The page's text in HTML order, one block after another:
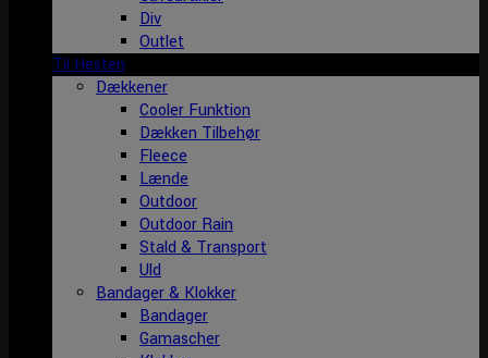
Div
Outlet
Til Hesten
Dækkener
Cooler Funktion
Dækken Tilbehør
Fleece
Lænde
Outdoor
Outdoor Rain
Stald & Transport
Uld
Bandager & Klokker
Bandager
Gamascher